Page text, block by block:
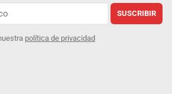
SUSCRIBIR
política de privacidad